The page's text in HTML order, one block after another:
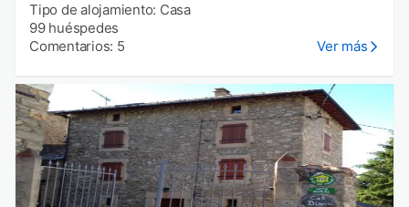
Tipo de alojamiento: Casa
99 huéspedes
Comentarios: 5
Ver más